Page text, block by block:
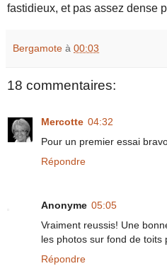
fastidieux, et pas assez dense
Bergamote à 00:03
18 commentaires:
Mercotte 04:32
Pour un premier essai
Répondre
Anonyme 05:05
Vraiment reussis! Une
les photos sur fond de toits
Répondre